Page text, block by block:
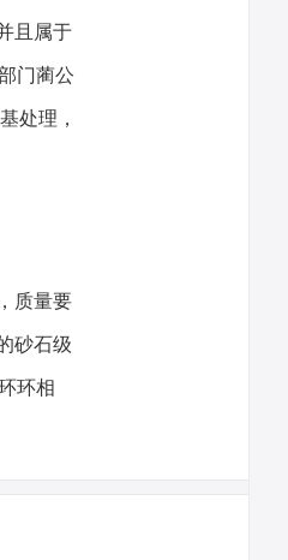
且属于
门蔺公
处理，
质量要
砂石级
环相